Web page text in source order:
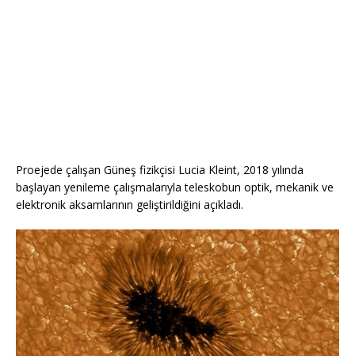
Proejede çalışan Güneş fizikçisi Lucia Kleint, 2018 yılında
başlayan yenileme çalışmalarıyla teleskobun optik, mekanik ve
elektronik aksamlarının geliştirildiğini açıkladı.